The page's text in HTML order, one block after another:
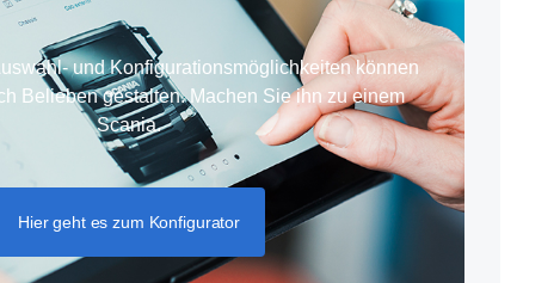
und Konfigurationsmöglichkeiten können
Belieben gestalten. Machen Sie ihn zu einem
Scania.
Hier geht es zum Konfigurator